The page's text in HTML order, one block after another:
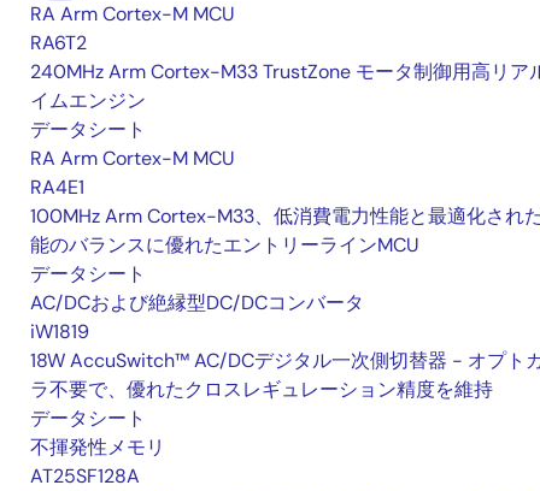
RA Arm Cortex-M MCU
RA6T2
240MHz Arm Cortex-M33 TrustZone モータ制御用高リア
イムエンジン
データシート
RA Arm Cortex-M MCU
RA4E1
100MHz Arm Cortex-M33、低消費電力性能と最適化され
能のバランスに優れたエントリーラインMCU
データシート
AC/DCおよび絶縁型DC/DCコンバータ
iW1819
18W AccuSwitch™ AC/DCデジタル一次側切替器 - オプト
ラ不要で、優れたクロスレギュレーション精度を維持
データシート
不揮発性メモリ
AT25SF128A